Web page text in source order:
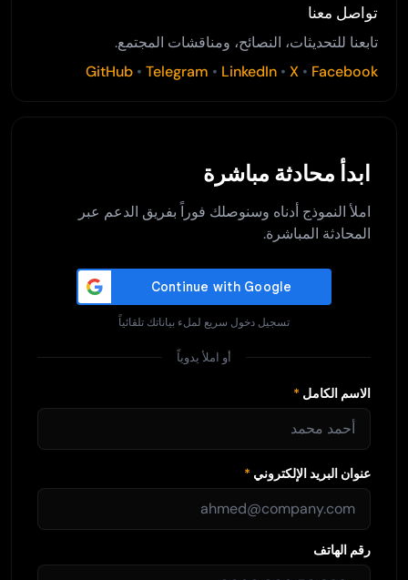
تواصل معنا
تابعنا للتحديثات، النصائح، ومناقشات المجتمع.
GitHub • Telegram • LinkedIn • X • Facebook
ابدأ محادثة مباشرة
املأ النموذج أدناه وسنوصلك فوراً بفريق الدعم عبر
المحادثة المباشرة.
تسجيل دخول سريع لملء بياناتك تلقائياً
أو املأ يدوياً
الاسم الكامل *
عنوان البريد الإلكتروني *
رقم الهاتف